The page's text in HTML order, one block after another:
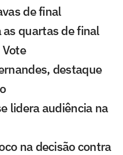
de final
as quartas de final
destaque
lidera audiência na
na decisão contra